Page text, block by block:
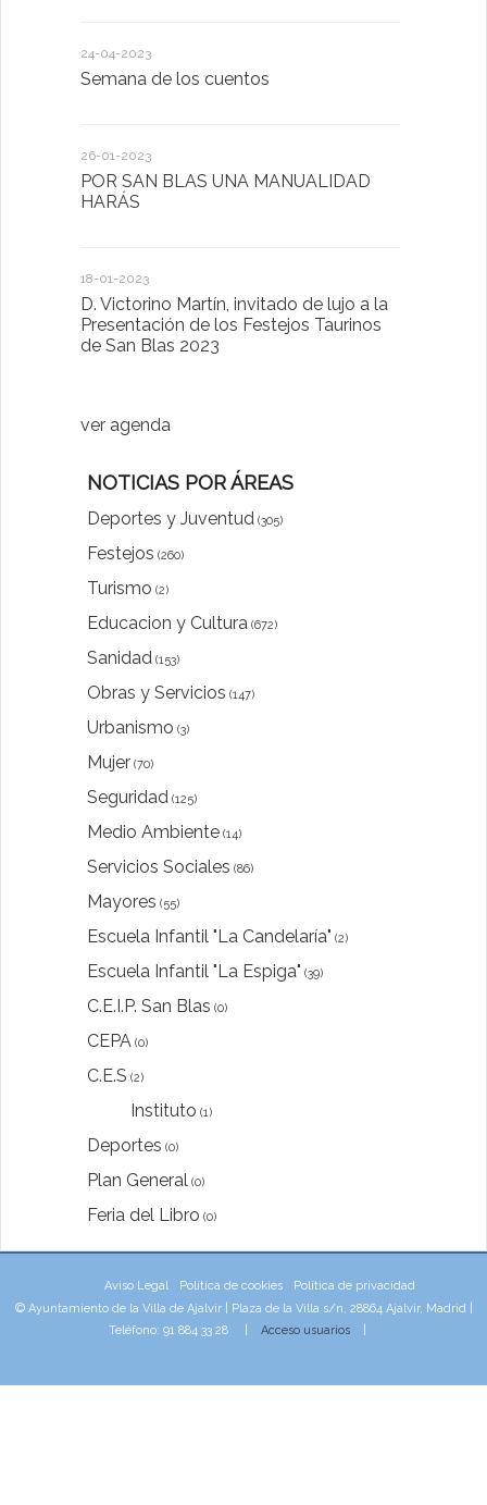
24-04-2023
Semana de los cuentos
26-01-2023
POR SAN BLAS UNA MANUALIDAD
HARÁS
18-01-2023
D. Victorino Martín, invitado de lujo a la
Presentación de los Festejos Taurinos
de San Blas 2023
ver agenda
NOTICIAS POR ÁREAS
Deportes y Juventud (305)
Festejos (260)
Turismo (2)
Educacion y Cultura (672)
Sanidad (153)
Obras y Servicios (147)
Urbanismo (3)
Mujer (70)
Seguridad (125)
Medio Ambiente (14)
Servicios Sociales (86)
Mayores (55)
Escuela Infantil "La Candelaría" (2)
Escuela Infantil "La Espiga" (39)
C.E.I.P. San Blas (0)
CEPA (0)
C.E.S (2)
Instituto (1)
Deportes (0)
Plan General (0)
Feria del Libro (0)
Aviso Legal Política de cookies
Política de privacidad
© Ayuntamiento de la Villa de Ajalvir | Plaza de la Villa s/n, 28864 Ajalvir, Madrid |
Teléfono: 91 884 33 28 | Acceso usuarios|